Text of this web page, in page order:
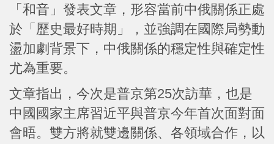
「和音」發表文章，形容當前中俄關係正處
於「歷史最好時期」，並強調在國際局勢動
盪加劇背景下，中俄關係的穩定性與確定性
尤為重要。
文章指出，今次是普京第25次訪華，也是
中國國家主席習近平與普京今年首次面對面
會晤。雙方將就雙邊關係、各領域合作，以